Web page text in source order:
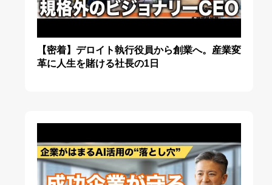
【密着】デロイト執行役員から創業へ。産業変
革に人生を賭ける社長の1日